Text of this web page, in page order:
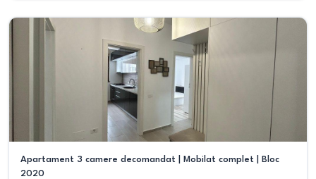
Apartament 3 camere decomandat | Mobilat complet | Bloc
2020